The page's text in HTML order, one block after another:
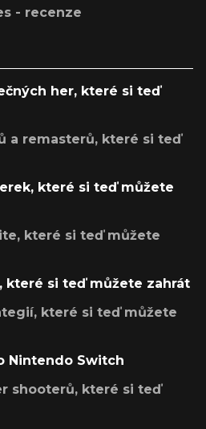
- recenze
her, které si teď
a remasterů, které si teď
které si teď můžete
které si teď můžete
které si teď můžete zahrát
které si teď můžete
Nintendo Switch
shooterů, které si teď